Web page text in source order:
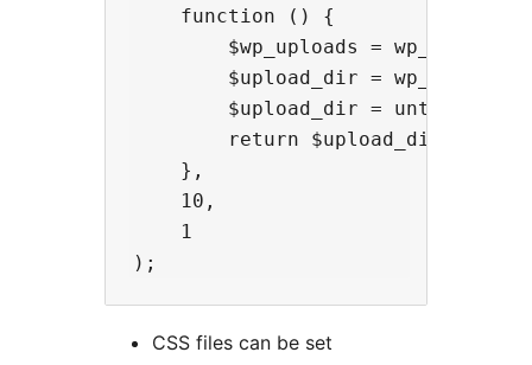
    function () {
$wp_uploads =
$upload_dir =
$upload_dir =
return $upload_dir . '/
    },
    10,
    1
CSS files can be set